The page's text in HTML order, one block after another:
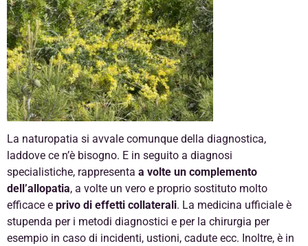
La naturopatia si avvale comunque della diagnostica,
laddove ce n’è bisogno. E in seguito a diagnosi
specialistiche, rappresenta a volte un complemento
dell’allopatia, a volte un vero e proprio sostituto molto
efficace e privo di effetti collaterali. La medicina ufficiale è
stupenda per i metodi diagnostici e per la chirurgia per
esempio in caso di incidenti, ustioni, cadute ecc. Inoltre, è in